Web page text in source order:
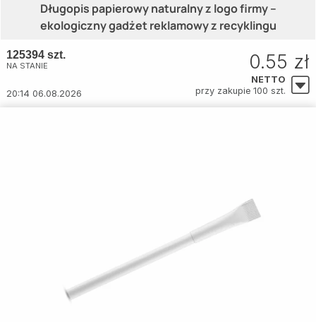
Długopis papierowy naturalny z logo firmy –
ekologiczny gadżet reklamowy z recyklingu
125394 szt.
NA STANIE
20:14 06.08.2026
0.55 zł
NETTO
przy zakupie 100 szt.